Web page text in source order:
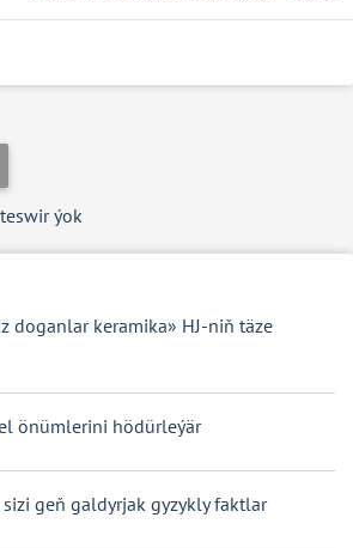
doganlar keramika» HJ-niň täze
önümlerini hödürleýär
geň galdyrjak gyzykly faktlar
ýok